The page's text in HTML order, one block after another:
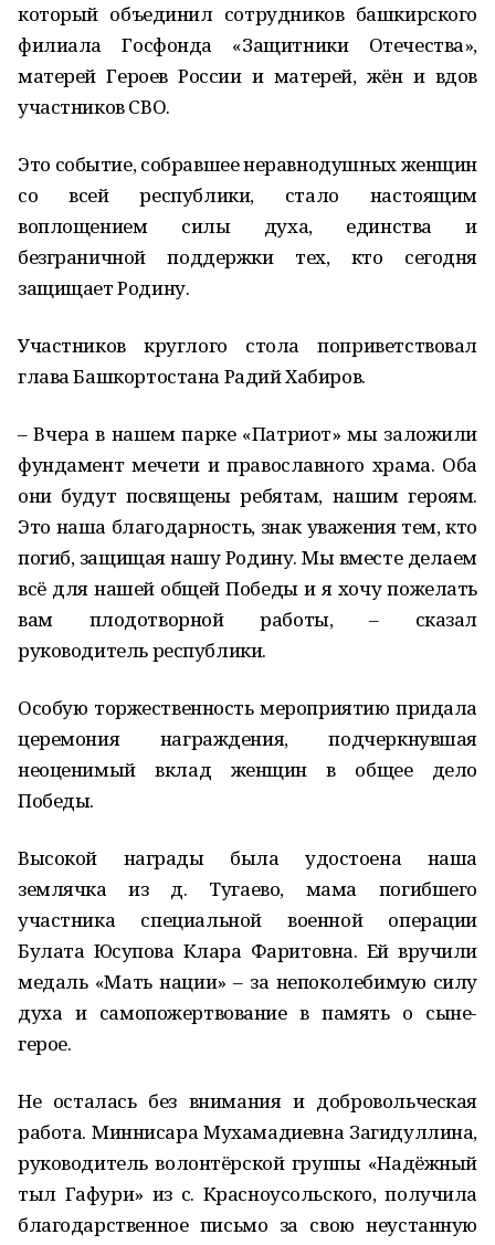
который объединил сотрудников башкирского
филиала Госфонда «Защитники Отечества»,
матерей Героев России и матерей, жён и вдов
участников СВО.
Это событие, собравшее неравнодушных женщин
со всей республики, стало настоящим
воплощением силы духа, единства и
безграничной поддержки тех, кто сегодня
защищает Родину.
Участников круглого стола поприветствовал
глава Башкортостана Радий Хабиров.
– Вчера в нашем парке «Патриот» мы заложили
фундамент мечети и православного храма. Оба
они будут посвящены ребятам, нашим героям.
Это наша благодарность, знак уважения тем, кто
погиб, защищая нашу Родину. Мы вместе делаем
всё для нашей общей Победы и я хочу пожелать
вам плодотворной работы, – сказал
руководитель республики.
Особую торжественность мероприятию придала
церемония награждения, подчеркнувшая
неоценимый вклад женщин в общее дело
Победы.
Высокой награды была удостоена наша
землячка из д. Тугаево, мама погибшего
участника специальной военной операции
Булата Юсупова Клара Фаритовна. Ей вручили
медаль «Мать нации» – за непоколебимую силу
духа и самопожертвование в память о сыне-
герое.
Не осталась без внимания и добровольческая
работа. Миннисара Мухамадиевна Загидуллина,
руководитель волонтёрской группы «Надёжный
тыл Гафури» из с. Красноусольского, получила
благодарственное письмо за свою неустанную